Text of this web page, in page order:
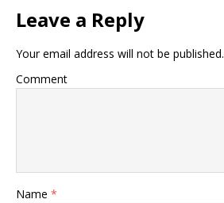
Leave a Reply
Your email address will not be published.
Comment
Name *